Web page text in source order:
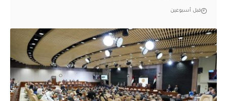
قبل أسبوعين